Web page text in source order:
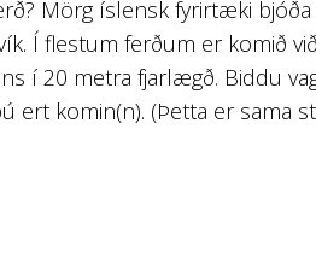
Mörg íslensk fyrirtæki
Í flestum ferðum er komið
í 20 metra fjarlægð. Biddu
ert komin(n). (Þetta er sama